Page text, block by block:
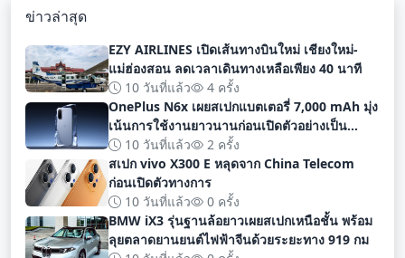
ข่าวล่าสุด
EZY AIRLINES เปิดเส้นทางบินใหม่ เชียงใหม่-
แม่ฮ่องสอน ลดเวลาเดินทางเหลือเพียง 40 นาที
10 วันที่แล้ว
4 ครั้ง
OnePlus N6x เผยสเปกแบตเตอรี่ 7,000 mAh มุ่ง
เน้นการใช้งานยาวนานก่อนเปิดตัวอย่างเป็น
ทางการ
10 วันที่แล้ว
2 ครั้ง
สเปก vivo X300 E หลุดจาก China Telecom
ก่อนเปิดตัวทางการ
10 วันที่แล้ว
0 ครั้ง
BMW iX3 รุ่นฐานล้อยาวเผยสเปกเหนือชั้น พร้อม
ลุยตลาดยานยนต์ไฟฟ้าจีนด้วยระยะทาง 919 กม